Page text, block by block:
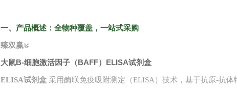
一、产品概述：全物种覆盖，一站式采购
臻双赢®
大鼠B-细胞激活因子（BAFF）ELISA试剂盒
ELISA试剂盒 采用酶联免疫吸附测定（ELISA）技术，基于抗原-抗